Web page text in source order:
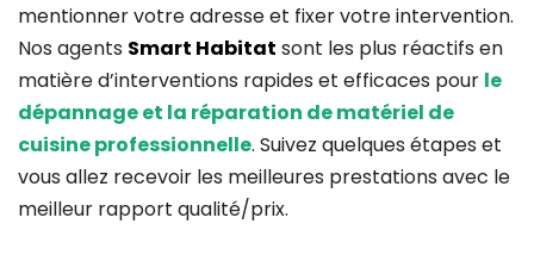
mentionner votre adresse et fixer votre intervention.
Nos agents Smart Habitat sont les plus réactifs en
matière d’interventions rapides et efficaces pour le
dépannage et la réparation de matériel de
cuisine professionnelle. Suivez quelques étapes et
vous allez recevoir les meilleures prestations avec le
meilleur rapport qualité/prix.